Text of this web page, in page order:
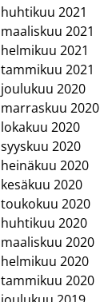
huhtikuu 2021
maaliskuu 2021
helmikuu 2021
tammikuu 2021
joulukuu 2020
marraskuu 2020
lokakuu 2020
syyskuu 2020
heinäkuu 2020
kesäkuu 2020
toukokuu 2020
huhtikuu 2020
maaliskuu 2020
helmikuu 2020
tammikuu 2020